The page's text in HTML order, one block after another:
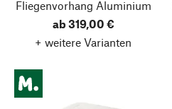
Fliegenvorhang Aluminium
ab 319,00 €
+ weitere Varianten